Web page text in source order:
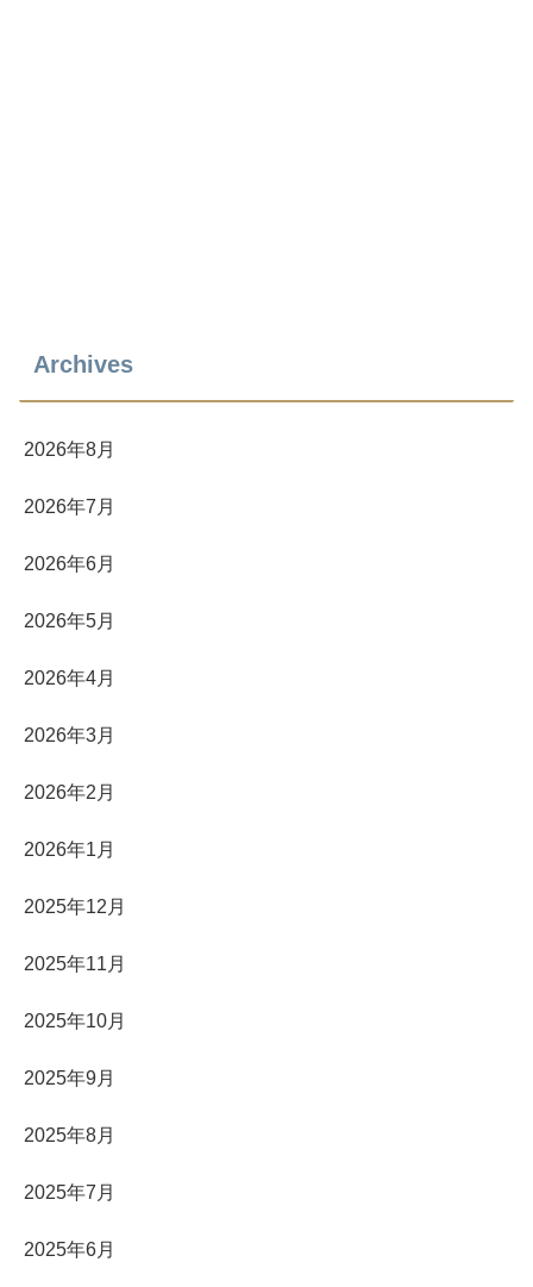
Archives
2026年8月
2026年7月
2026年6月
2026年5月
2026年4月
2026年3月
2026年2月
2026年1月
2025年12月
2025年11月
2025年10月
2025年9月
2025年8月
2025年7月
2025年6月